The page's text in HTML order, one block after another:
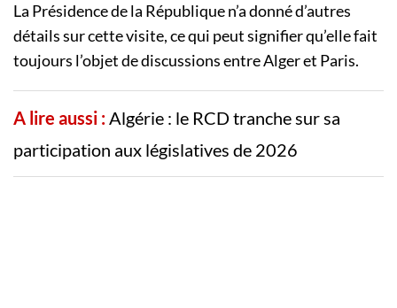
La Présidence de la République n’a donné d’autres
détails sur cette visite, ce qui peut signifier qu’elle fait
toujours l’objet de discussions entre Alger et Paris.
A lire aussi : Algérie : le RCD tranche sur sa
participation aux législatives de 2026